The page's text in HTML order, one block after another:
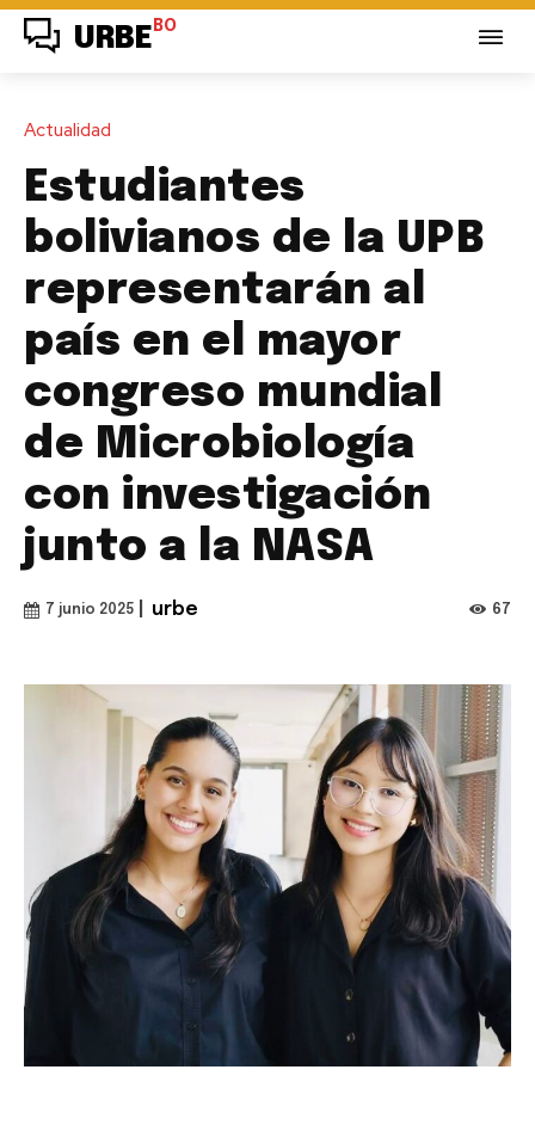
URBE BO
Actualidad
Estudiantes
bolivianos de la UPB
representarán al
país en el mayor
congreso mundial
de Microbiología
con investigación
junto a la NASA
7 junio 2025 urbe 67